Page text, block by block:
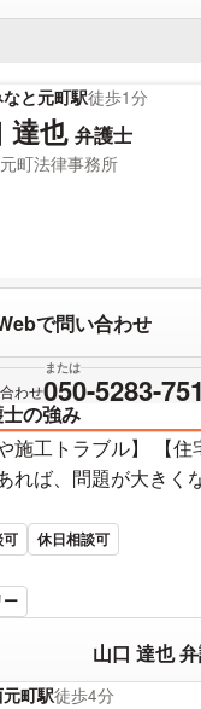
と元町駅徒歩1分
達也 弁護士
町法律事務所
で問い合わせ
または
わせ050-5283-
の強み
施工トラブル】 【
れば、問題が大きく
可 休日相談可
ー
山口 達也
る要素を
町駅徒歩4分